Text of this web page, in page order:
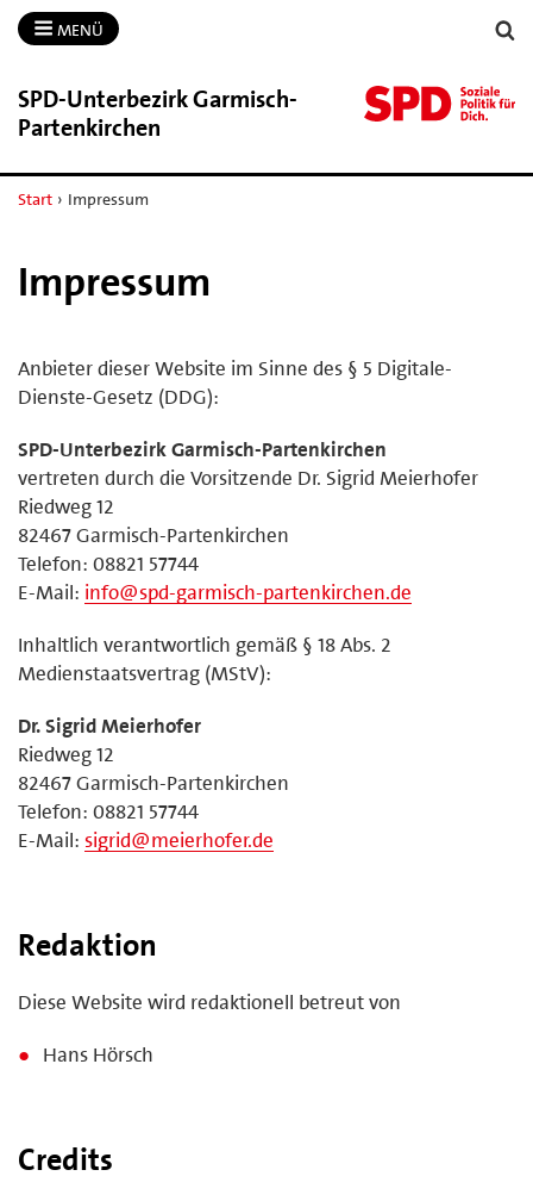
MENÜ
SPD-​Unterbezirk Garmisch-​
Partenkirchen
Start › Impressum
Impressum
Anbieter dieser Website im Sinne des § 5 Digitale-
Dienste-Gesetz (DDG):
SPD-Unterbezirk Garmisch-Partenkirchen
vertreten durch die Vorsitzende Dr. Sigrid Meierhofer
Riedweg 12
82467 Garmisch-Partenkirchen
Telefon: 08821 57744
E-Mail: info@spd-garmisch-partenkirchen.de
Inhaltlich verantwortlich gemäß § 18 Abs. 2
Medienstaatsvertrag (MStV):
Dr. Sigrid Meierhofer
Riedweg 12
82467 Garmisch-Partenkirchen
Telefon: 08821 57744
E-Mail: sigrid@meierhofer.de
Redaktion
Diese Website wird redaktionell betreut von
Hans Hörsch
Credits